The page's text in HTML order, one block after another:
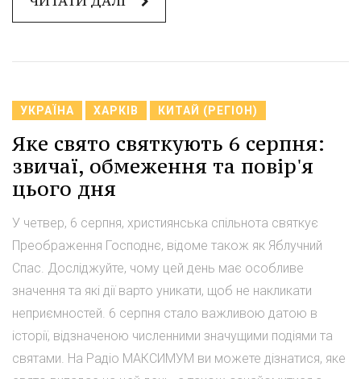
УКРАЇНА ХАРКІВ КИТАЙ (РЕГІОН)
Яке свято святкують 6 серпня:
звичаї, обмеження та повір'я
цього дня
У четвер, 6 серпня, християнська спільнота святкує
Преображення Господнє, відоме також як Яблучний
Спас. Досліджуйте, чому цей день має особливе
значення та які дії варто уникати, щоб не накликати
неприємностей. 6 серпня стало важливою датою в
історії, відзначеною численними значущими подіями та
святами. На Радіо МАКСИМУМ ви можете дізнатися, яке